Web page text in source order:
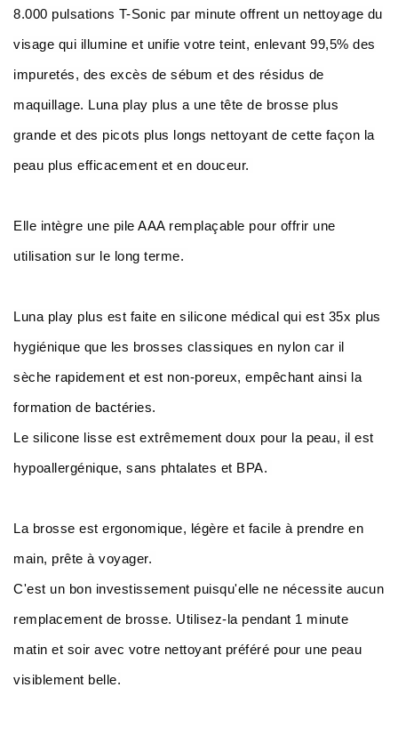
8.000 pulsations T-Sonic par minute offrent un nettoyage du
visage qui illumine et unifie votre teint, enlevant 99,5% des
impuretés, des excès de sébum et des résidus de
maquillage. Luna play plus a une tête de brosse plus
grande et des picots plus longs nettoyant de cette façon la
peau plus efficacement et en douceur.
Elle intègre une pile AAA remplaçable pour offrir une
utilisation sur le long terme.
Luna play plus est faite en silicone médical qui est 35x plus
hygiénique que les brosses classiques en nylon car il
sèche rapidement et est non-poreux, empêchant ainsi la
formation de bactéries.
Le silicone lisse est extrêmement doux pour la peau, il est
hypoallergénique, sans phtalates et BPA.
La brosse est ergonomique, légère et facile à prendre en
main, prête à voyager.
C'est un bon investissement puisqu'elle ne nécessite aucun
remplacement de brosse. Utilisez-la pendant 1 minute
matin et soir avec votre nettoyant préféré pour une peau
visiblement belle.